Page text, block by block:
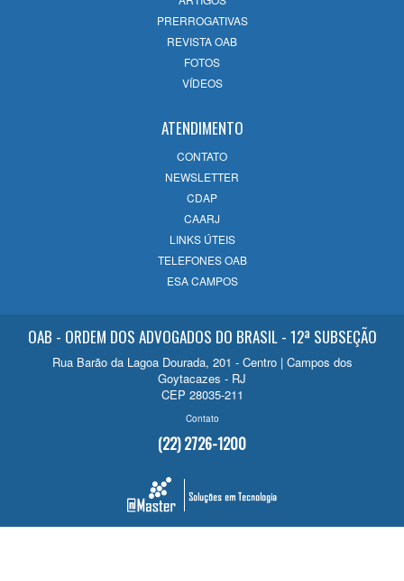
OAB Campos 60 Anos: Uma celebração
de História, evolução e compromisso com
o futuro
14/07/2026
PRERROGATIVAS
REVISTA OAB
FOTOS
VÍDEOS
ATENDIMENTO
CONTATO
NEWSLETTER
CDAP
CAARJ
LINKS ÚTEIS
TELEFONES OAB
ESA CAMPOS
OAB - ORDEM DOS ADVOGADOS DO BRASIL - 12ª SUBSEÇÃO
Rua Barão da Lagoa Dourada, 201 - Centro | Campos dos
Goytacazes - RJ
CEP 28035-211
Contato
(22) 2726-1200